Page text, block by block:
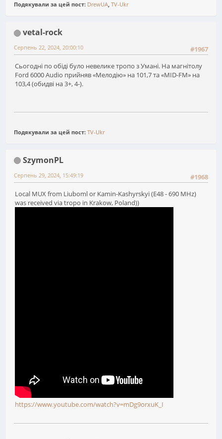
Подякували за цей пост: DrewUA, TV-Ukr
vetal-rock
#1967
Серпень 22, 2024, 20:00:10
Сьогодні по обіді було невелике тропо з Умані. На магнітолу
Ford 6000 Audio прийняв «Мелодію» на 101,7 та «MID-FM» на
103,4 (обидві на 3+, 4-).
Подякували за цей пост: TV-Ukr
SzymonPL
#1968
Серпень 29, 2024, 15:49:19
Local MUX from Liuboml or Kamin-Kashyrskyi (E48 - 690 MHz)
was received via tropo in Krakow, Poland))
https://www.youtube.com/watch?v=mDg9orxuK_I